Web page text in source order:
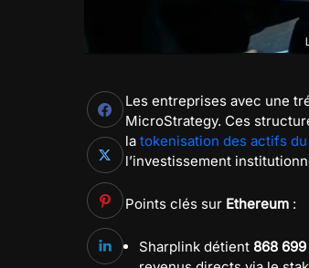
Les entreprises avec une
MicroStrategy. Ces
la tokenisation des actifs du
l’investissement
Points clés sur Ethereum :
Sharplink détient 868 699